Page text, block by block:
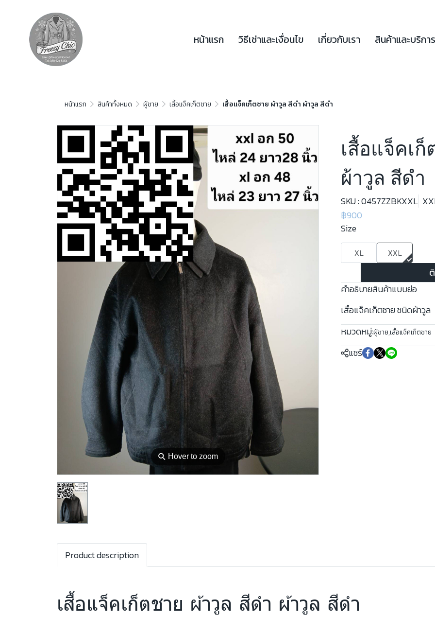
หน้าแรก วิธีเช่าและเงื่อนไข เกี่ยวกับเรา สินค้าและบริการ
หน้าแรก สินค้าทั้งหมด ผู้ชาย เสื้อแจ็คเก็ตชาย เสื้อแจ็คเก็ตชาย ผ้าวูล สีดำ ผ้าวูล สีดำ
⚲ Hover to zoom
เสื้อแจ็คเ
ผ้าวูล สีดำ
SKU : 0457ZZBKXXL
฿900
Size
XL XXL
คำอธิบายสินค้าแบบย่อ
เสื้อแจ็คเก็ตชาย ชนิดผ้าวูล
หมวดหมู่:ผู้ชาย,เสื้อแจ็คเก็ตชาย
แชร์
Product description
เสื้อแจ็คเก็ตชาย ผ้าวูล สีดำ ผ้าวูล สีดำ